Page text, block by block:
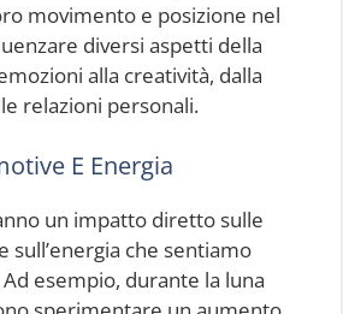
movimento e posizione nel
diversi aspetti della
alla creatività, dalla
relazioni personali.
E Energia
un impatto diretto sulle
sull’energia che sentiamo
esempio, durante la luna